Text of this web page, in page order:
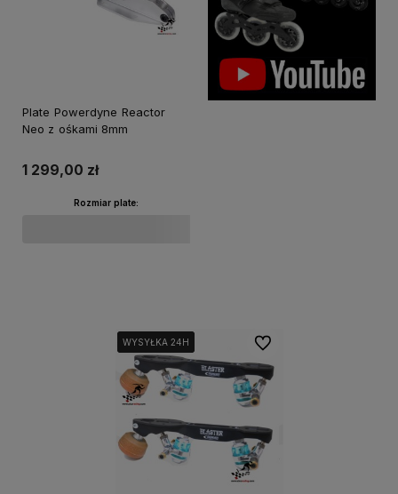
Plate Powerdyne Reactor
Neo z ośkami 8mm
1 299,00 zł
Rozmiar plate:
WYSYŁKA 24H
WYSYŁKA 24H
WYSYŁKA 24H Do ulubionych